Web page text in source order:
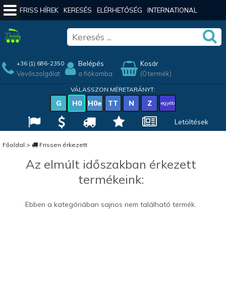
FRISS HÍREK KERESÉS ELÉRHETŐSÉG INTERNATIONAL
+36 (1) 686-2350
Vevőszolgálat
Belépés
a fiókomba
Kosár
(0 termék)
VÁLASSZON MÉRETARÁNYT:
G H0 H0e TT N Z egyéb
Letöltések
Főoldal > Frissen érkezett
Az elmúlt időszakban érkezett
termékeink:
Ebben a kategóriában sajnos nem található termék.